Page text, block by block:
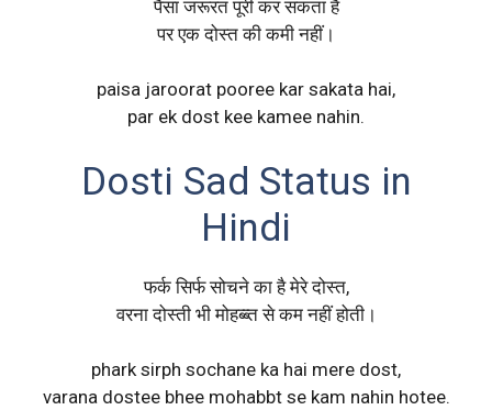
पैसा जरूरत पूरी कर सकता है
पर एक दोस्त की कमी नहीं।
paisa jaroorat pooree kar sakata hai,
par ek dost kee kamee nahin.
Dosti Sad Status in
Hindi
फर्क सिर्फ सोचने का है मेरे दोस्त,
वरना दोस्ती भी मोहब्ब्त से कम नहीं होती।
phark sirph sochane ka hai mere dost,
varana dostee bhee mohabbt se kam nahin hotee.